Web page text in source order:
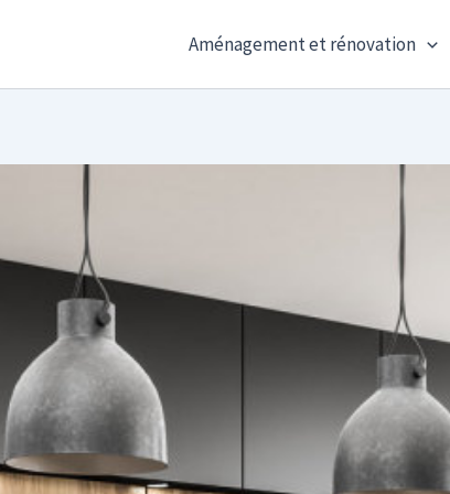
Aménagement et rénovation